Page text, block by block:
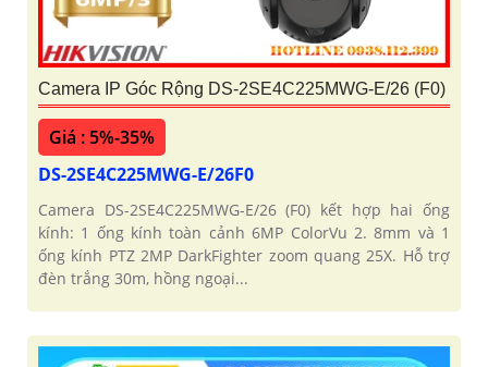
Camera IP Góc Rộng DS-2SE4C225MWG-E/26 (F0)
Giá : 5%-35%
DS-2SE4C225MWG-E/26F0
Camera DS-2SE4C225MWG-E/26 (F0) kết hợp hai ống
kính: 1 ống kính toàn cảnh 6MP ColorVu 2. 8mm và 1
ống kính PTZ 2MP DarkFighter zoom quang 25X. Hỗ trợ
đèn trắng 30m, hồng ngoại...